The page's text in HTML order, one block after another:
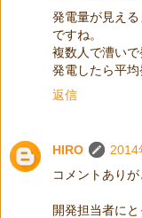
発電量が見え
ですね。
複数人で漕い
発電したら平均
返信
HIRO
2014
コメントありが
開発担当者に